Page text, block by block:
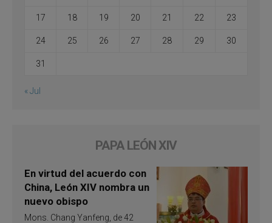
17 18 19 20 21 22 23
24 25 26 27 28 29 30
31
« Jul
PAPA LEÓN XIV
En virtud del acuerdo con
China, León XIV nombra un
nuevo obispo
Mons. Chang Yanfeng, de 42